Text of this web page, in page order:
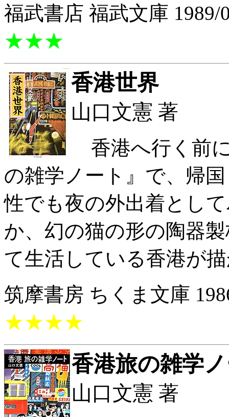
福武書店 福武文庫 1989/
★★★
香港世界
山口文憲 著
香港へ行く前
の雑学ノート』で、帰
性でも夜の外出着とし
か、幻の猫の形の陶器
て生活している香港が
筑摩書房 ちくま文庫
★★★★
香港旅の雑学
山口文憲 著